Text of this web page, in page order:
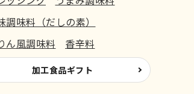
調味料（だしの素）
ん風調味料
香辛料
加工食品ギフト